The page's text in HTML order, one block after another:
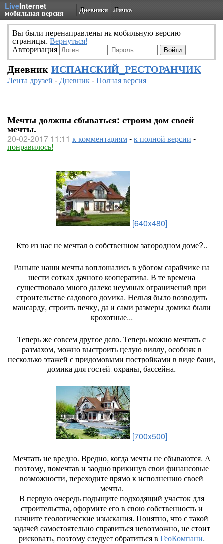
LiveInternet
мобильная версия Дневники Личка
Вы были перенаправлены на мобильную версию
страницы. Вернуться!
Авторизация
Дневник ИСПАНСКИЙ_РЕСТОРАНЧИК
Лента друзей -Дневник-Полная версия
Мечты должны сбываться: строим дом своей
мечты.
20-02-2017 11:11 к комментариям-к полной версии -
понравилось!
[640x480]
Кто из нас не мечтал о собственном загородном доме?..
Раньше наши мечты воплощались в убогом сарайчике на
шести сотках дачного кооператива. В те времена
существовало много далеко неумных ограничений при
строительстве садового домика. Нельзя было возводить
мансарду, строить печку, да и сами размеры домика были
крохотные...
Теперь же совсем другое дело. Теперь можно мечтать с
размахом, можно выстроить целую виллу, особняк в
несколько этажей с придомовыми постройками в виде бани,
домика для гостей, охраны, бассейна.
[700x500]
Мечтать не вредно. Вредно, когда мечты не сбываются. А
поэтому, помечтав и заодно прикинув свои финансовые
возможности, переходите прямо к исполнению своей
мечты.
В первую очередь подыщите подходящий участок для
строительства, оформите его в свою собственность и
начните геологические изыскания. Понятно, что с такой
задачей самостоятельно справиться невозможно, не стоит
рисковать, поэтому следует обратиться в ГеоКомпани.